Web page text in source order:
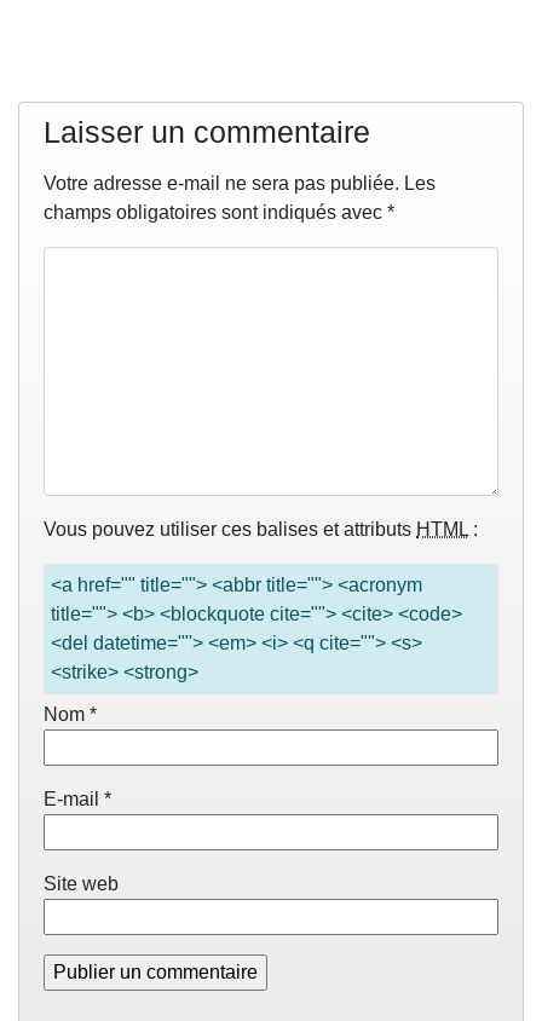
Laisser un commentaire
Votre adresse e-mail ne sera pas publiée. Les
champs obligatoires sont indiqués avec *
Vous pouvez utiliser ces balises et attributs HTML :
<a href="" title=""> <abbr title=""> <acronym
title=""> <b> <blockquote cite=""> <cite> <code>
<del datetime=""> <em> <i> <q cite=""> <s>
<strike> <strong>
Nom *
E-mail *
Site web